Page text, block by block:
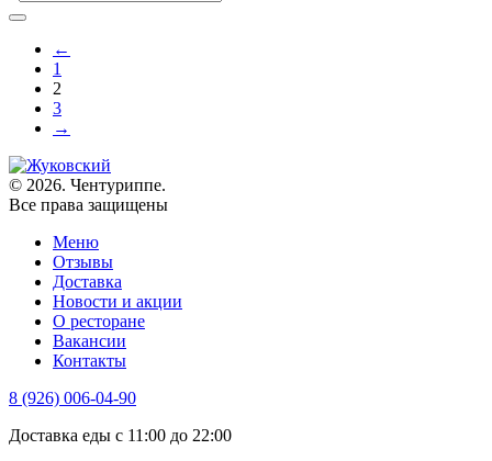
←
1
2
3
→
© 2026. Чентуриппе.
Все права защищены
Меню
Отзывы
Доставка
Новости и акции
О ресторане
Вакансии
Контакты
8 (926) 006-04-90
Доставка еды с 11:00 до 22:00